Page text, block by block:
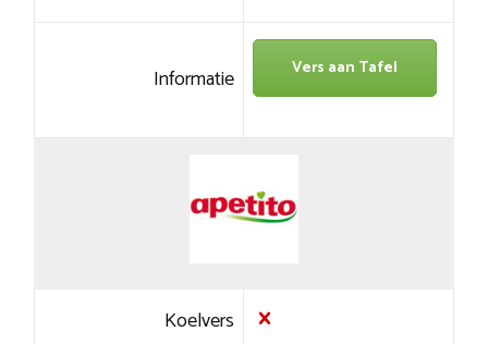
Informatie Vers aan Tafel
Koelvers